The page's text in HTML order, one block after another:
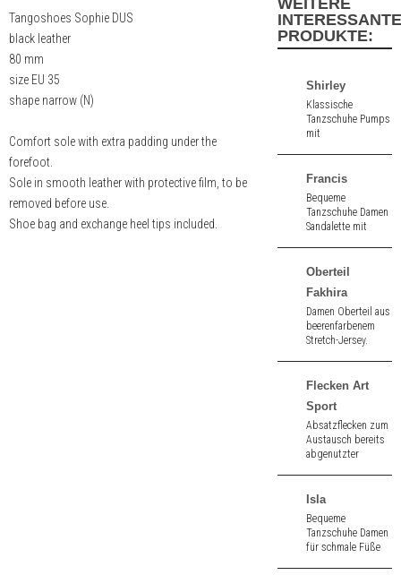
Tangoshoes Sophie DUS
black leather
80 mm
size EU 35
shape narrow (N)
Comfort sole with extra padding under the
forefoot.
Sole in smooth leather with protective film, to be
removed before use.
Shoe bag and exchange heel tips included.
WEITERE
INTERESSANTE
PRODUKTE:
Shirley
Klassische
Tanzschuhe Pumps
mit
Nappa. 5,5 cm
hoher Absatz.
Francis
Bequeme
Tanzschuhe Damen
Sandalette mit
silber Nappa. 5,5
Oberteil
Fakhira
Damen Oberteil aus
beerenfarbenem
Stretch-Jersey.
Flecken Art
Sport
Absatzflecken zum
Austausch bereits
abgenutzter
Marke Art Sport by
Ray Rose.
Isla
Bequeme
Tanzschuhe Damen
für schmale Füße